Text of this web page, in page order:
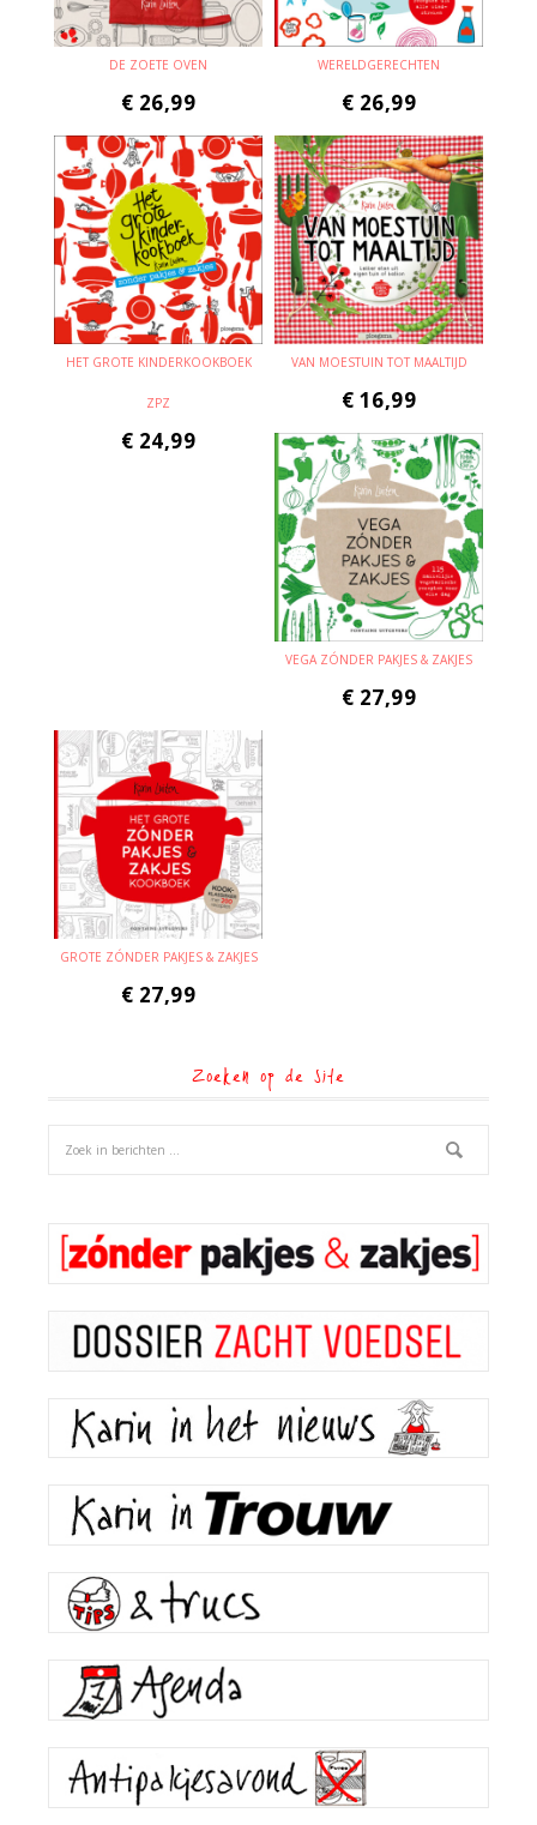
DE ZOETE OVEN
€ 26,99
WERELDGERECHTEN
€ 26,99
HET GROTE KINDERKOOKBOEK
ZPZ
€ 24,99
VAN MOESTUIN TOT MAALTIJD
€ 16,99
VEGA ZÓNDER PAKJES & ZAKJES
€ 27,99
GROTE ZÓNDER PAKJES & ZAKJES
€ 27,99
Zoeken op de site